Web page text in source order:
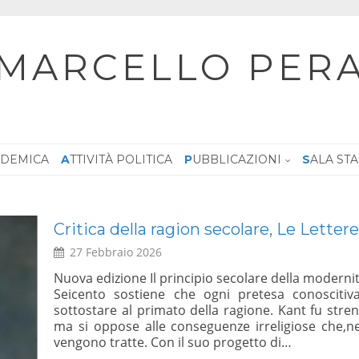
ATTIVITÀ POLITICA PUBBLICAZIONI SALA
dal
ne
Dialogo, Le ragioni del SI – Sala
Giustiniani, 5 febbraio 2026 ore 10:00 –
30 Gennaio 2026
Su iniziativa del Sen. Marcello Pera –
dei magistrati – Dialogo: le Ragioni del Si – Roma
LEGGI TUTTO